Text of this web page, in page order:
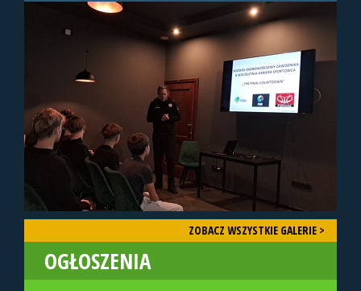
ZOBACZ WSZYSTKIE GALERIE >
OGŁOSZENIA